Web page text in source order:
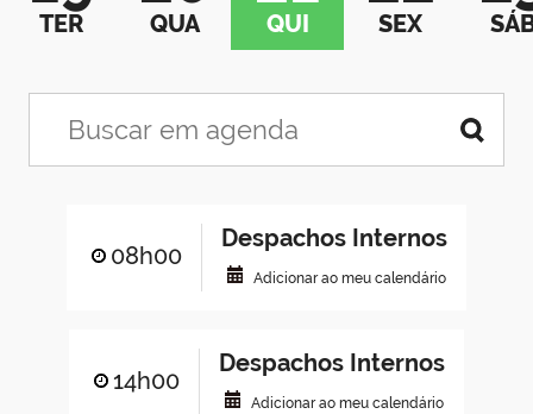
TER QUA QUI SEX
08h00
Despachos Internos
Adicionar ao meu calendário
14h00
Despachos Internos
Adicionar ao meu calendário